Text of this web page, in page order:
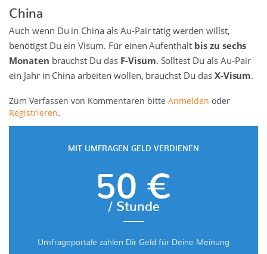
China
Auch wenn Du in China als Au-Pair tätig werden willst,
benötigst Du ein Visum. Für einen Aufenthalt bis zu sechs
Monaten brauchst Du das F-Visum. Solltest Du als Au-Pair
ein Jahr in China arbeiten wollen, brauchst Du das X-Visum.
Zum Verfassen von Kommentaren bitte Anmelden oder
Registrieren.
MIT UMFRAGEN GELD VERDIENEN
50 €
/ Stunde
Umfrageportale zahlen Dir Geld für Deine Meinung